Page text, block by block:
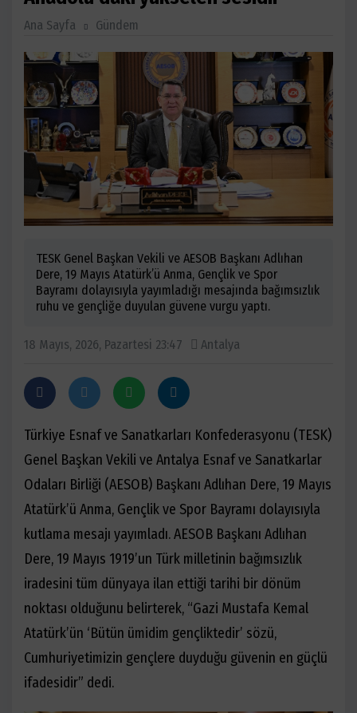
Ana Sayfa Gündem
TESK Genel Başkan Vekili ve AESOB Başkanı Adlıhan
Dere, 19 Mayıs Atatürk’ü Anma, Gençlik ve Spor
Bayramı dolayısıyla yayımladığı mesajında bağımsızlık
ruhu ve gençliğe duyulan güvene vurgu yaptı.
18 Mayıs, 2026, Pazartesi 23:47 Antalya
Türkiye Esnaf ve Sanatkarları Konfederasyonu (TESK)
Genel Başkan Vekili ve Antalya Esnaf ve Sanatkarlar
Odaları Birliği (AESOB) Başkanı Adlıhan Dere, 19 Mayıs
Atatürk’ü Anma, Gençlik ve Spor Bayramı dolayısıyla
kutlama mesajı yayımladı. AESOB Başkanı Adlıhan
Dere, 19 Mayıs 1919’un Türk milletinin bağımsızlık
iradesini tüm dünyaya ilan ettiği tarihi bir dönüm
noktası olduğunu belirterek, “Gazi Mustafa Kemal
Atatürk’ün ‘Bütün ümidim gençliktedir’ sözü,
Cumhuriyetimizin gençlere duyduğu güvenin en güçlü
ifadesidir” dedi.